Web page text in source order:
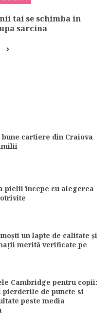
tai se schimba in
sarcina
bune cartiere din Craiova
pielii începe cu alegerea
un lapte de calitate și
merită verificate pe
Cambridge pentru copii:
pierderile de puncte si
peste media